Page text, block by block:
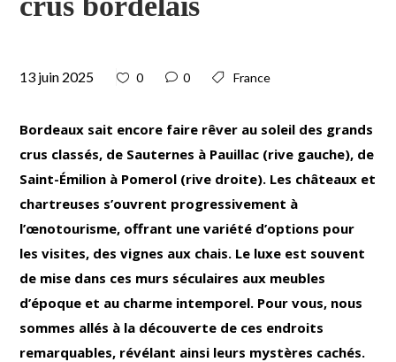
13 juin 2025 0 0 France
Bordeaux sait encore faire rêver au soleil des grands
crus classés, de Sauternes à Pauillac (rive gauche), de
Saint-Émilion à Pomerol (rive droite). Les châteaux et
chartreuses s’ouvrent progressivement à
l’œnotourisme, offrant une variété d’options pour
les visites, des vignes aux chais. Le luxe est souvent
de mise dans ces murs séculaires aux meubles
d’époque et au charme intemporel. Pour vous, nous
sommes allés à la découverte de ces endroits
remarquables, révélant ainsi leurs mystères cachés.